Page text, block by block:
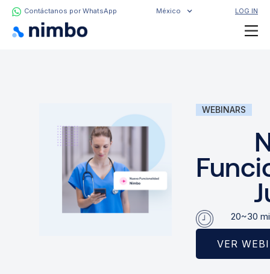
Contáctanos por WhatsApp México LOG IN
WEBINARS
20~30
VER